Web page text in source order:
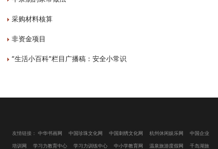
采购材料核算
非资金项目
“生活小百科”栏目广播稿：安全小常识
友情链接： 中华书画网 中国珍珠文化网 中国刺绣文化网 杭州休闲娱乐网 中国企业
培训网 学习力教育中心 学习力训练中心 中小学教育网 温泉旅游度假网 千岛湖旅